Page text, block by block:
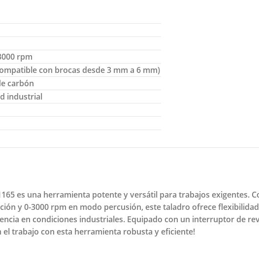
rpm
con brocas desde 3 mm a 6 mm)
carbón
industrial
es una herramienta potente y versátil para trabajos exigentes.
y 0-3000 rpm en modo percusión, este taladro ofrece
en condiciones industriales. Equipado con un interruptor de
el trabajo con esta herramienta robusta y eficiente!